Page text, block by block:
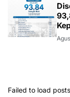
Failed to load